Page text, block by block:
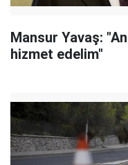
Mansur Yavaş:
hizmet edelim"